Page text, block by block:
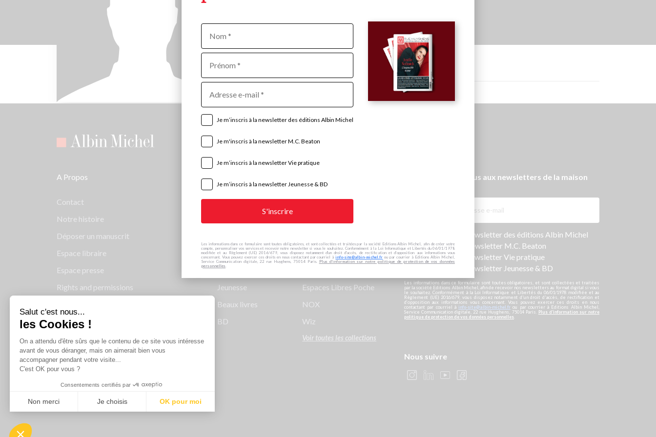
Salut c'est nous...
les Cookies !
On a attendu d'être sûrs que le contenu de ce site vous intéresse
avant de vous déranger, mais on aimerait bien vous
accompagner pendant votre visite...
C'est OK pour vous ?
Consentements certifiés par
Non merci Je choisis OK pour moi
Nom
Prénom
Adresse
mail
Je m’inscris à la newsletter des éditions Albin Michel
Je m'inscris à la newsletter M.C. Beaton
Je m’inscris à la newsletter Vie pratique
Je m’inscris à la newsletter Jeunesse & BD
Les informations dans ce formulaire sont toutes obligatoires, et sont collectées et traitées par la société Editions Albin Michel, afin de créer votre
compte, personnaliser vos services et recevoir notre newsletter si vous le souhaitez. Conformément à la Loi Informatique et Libertés du 06/01/1978
modifiée et au Règlement (UE) 2016/679, vous disposez notamment d'un droit d'accès, de rectification et d’opposition aux informations vous
concernant. Vous pouvez exercer ces droits en nous contactant par courriel àinfo-site@albin-michel.fr ou par courrier à Editions Albin Michel,
Service Communication digitale, 22 rue Huyghens, 75014 Paris. Plus d’information sur notre politique de protection de vos données
personnelles.
Abonnez-vous aux newsletters de la maison
Je m’inscris à la newsletter des éditions Albin Michel
Je m'inscris à la newsletter M.C. Beaton
Je m’inscris à la newsletter Vie pratique
Je m’inscris à la newsletter Jeunesse & BD
Les informations dans ce formulaire sont toutes obligatoires, et sont collectées et traitées
par la société Editions Albin Michel, afin de recevoir nos newsletters au format digital si vous
le souhaitez. Conformément à la Loi Informatique et Libertés du 06/01/1978 modifiée et au
Règlement (UE) 2016/679, vous disposez notamment d'un droit d'accès, de rectification et
d’opposition aux informations vous concernant. Vous pouvez exercer ces droits en nous
contactant par courriel à info-site@albin-michel.fr ou par courrier à Editions Albin Michel,
Service Communication digitale, 22 rue Huyghens, 75014 Paris.
Plus d’information sur notre
politique de protection de vos données personnelles
A Propos
Contact
Notre histoire
Déposer un manuscrit
Espace libraire
Espace presse
Rights and permissions
Cookies
Charte de protection des données
personnelles
Le Groupe Albin Michel
Les librairies du groupe Albin Michel
Albin Michel Imaginaire
Littérature
Spiritualités
Pratique
Jeunesse
Beaux livres
BD
Koda
Archibald
Espaces Libres Poche
NOX
Wiz
Voir toutes les collections
Nous suivre